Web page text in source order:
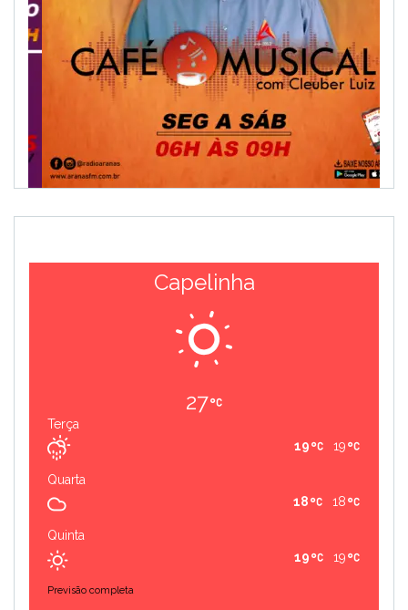
Capelinha
27
Terça
19
19
Quarta
18
18
Quinta
19
19
Previsão completa